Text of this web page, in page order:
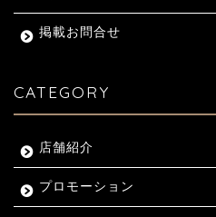
掲載お問合せ
CATEGORY
店舗紹介
プロモーション